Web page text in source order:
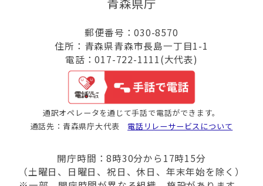
郵便番号：030-8570
住所：青森県青森市長島一丁目1-1
電話：017-722-1111(大代表)
通訳オペレータを通じて手話で電話ができます。
通話先：青森県庁大代表 電話リレーサービスについて
開庁時間：8時30分から17時15分
（土曜日、日曜日、祝日、休日、年末年始を除く）